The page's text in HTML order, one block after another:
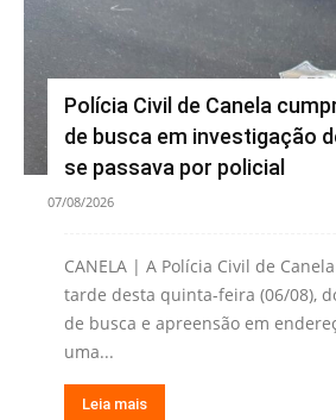
Polícia Civil de Canela
de busca em investigação
se passava por policial
07/08/2026
CANELA | A Polícia Civil de
tarde desta quinta-feira (06/08),
de busca e apreensão em
uma...
Leia mais